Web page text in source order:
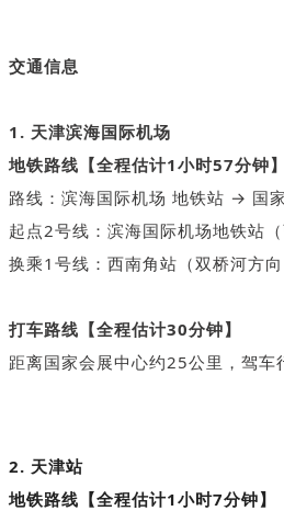
交通信息
1. 天津滨海国际机场
地铁路线【全程估计1小时57分钟】
路线：滨海国际机场 地铁站 → 国
起点2号线：滨海国际机场地铁站
换乘1号线：西南角站（双桥河方
打车路线【全程估计30分钟】
距离国家会展中心约25公里，驾车
2. 天津站
地铁路线【全程估计1小时7分钟】